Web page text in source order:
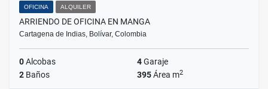
OFICINA ALQUILER
ARRIENDO DE OFICINA EN MANGA
Cartagena de Indias, Bolívar, Colombia
0Alcobas 4Garaje
2 Baños 395Área m2